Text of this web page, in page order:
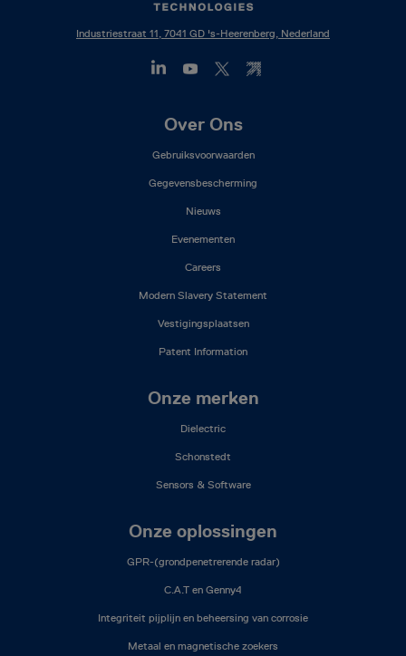
Industriestraat 11, 7041 GD 's-Heerenberg, Nederland
Over Ons
Gebruiksvoorwaarden
Gegevensbescherming
Nieuws
Evenementen
Careers
Modern Slavery Statement
Vestigingsplaatsen
Patent Information
Onze merken
Dielectric
Schonstedt
Sensors & Software
Onze oplossingen
GPR-(grondpenetrerende radar)
C.A.T en Genny4
Integriteit pijplijn en beheersing van corrosie
Metaal en magnetische zoekers